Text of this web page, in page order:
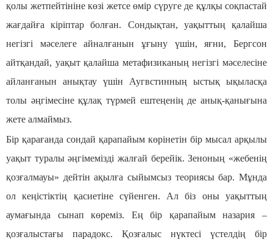
қолы жетпейтініне көзі жетсе өмір сүруге де құлқы соқпастай
жағдайға кіріптар болған. Сондықтан, уақыттың қалайша
негізгі мәселеге айналғанын ұғыну үшін, яғни, Бергсон
айтқандай, уақыт қалайша метафизиканың негізгі мәселесіне
айланғанын анықтау үшін Аугвстинның ыстық ықыласқа
толы әңгімесіне құлақ түрмей ештеңенің де анық-қанығына
жете алмаймыз.
Бір қарағанда сондай қарапайым көрінетін бір мысал арқылы
уақыт туралы әңгімемізді жалғай берейік. Зеноның «жебенің
қозғалмауы» дейтін ақылға сыйымсыз теориясы бар. Мұнда
ол кеңістіктің қасиетіне сүйенген. Ал біз оны уақыттың
аумағында сынап көреміз. Ең бір қарапайым назария –
қозғалыстағы парадокс. Қозғалыс нүктесі үстелдің бір